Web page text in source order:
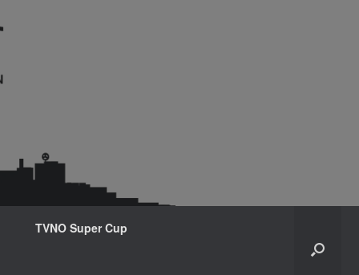
TVNO Super Cup